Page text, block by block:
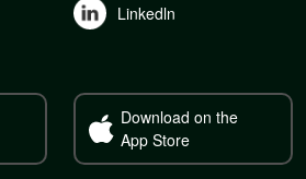
Linkedln
Download on the
App Store